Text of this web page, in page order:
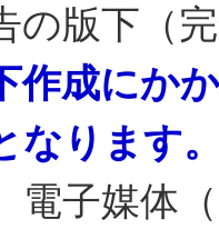
の版下（
作成にか
なります。
電子媒体